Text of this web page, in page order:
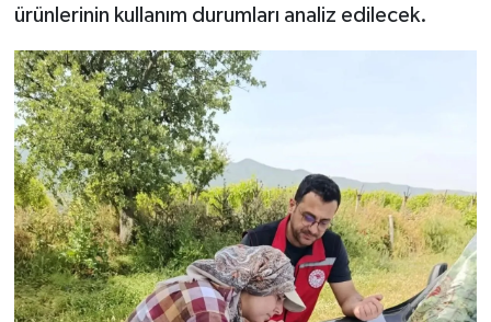
ürünlerinin kullanım durumları analiz edilecek.